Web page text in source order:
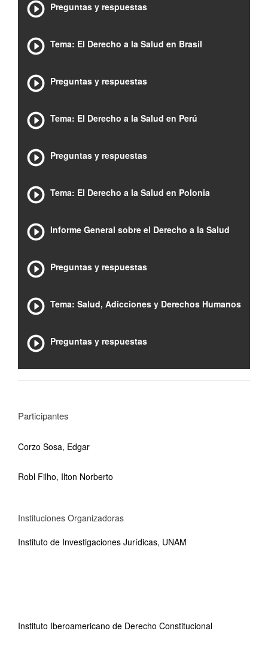
Preguntas y respuestas
Tema: El Derecho a la Salud en Brasil
Preguntas y respuestas
Tema: El Derecho a la Salud en Perú
Preguntas y respuestas
Tema: El Derecho a la Salud en Polonia
Informe General sobre el Derecho a la Salud
Preguntas y respuestas
Tema: Salud, Adicciones y Derechos Humanos
Preguntas y respuestas
Participantes
Corzo Sosa, Edgar
Robl Filho, Ilton Norberto
Instituciones Organizadoras
Instituto de Investigaciones Jurídicas, UNAM
Instituto Iberoamericano de Derecho Constitucional